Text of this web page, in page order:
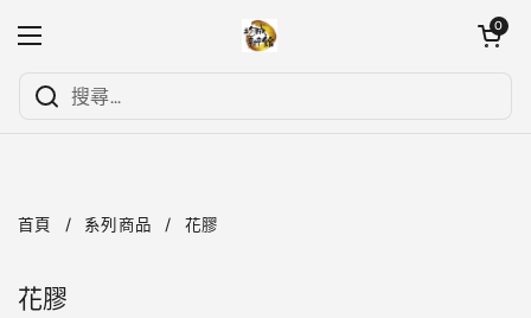
開啟選單
開啟購物
0
首頁 / 系列商品 / 花膠
花膠